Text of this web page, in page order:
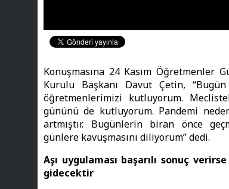
Konuşmasına 24 Kasım Öğretmenler
Kurulu Başkanı Davut Çetin,
öğretmenlerimizi kutluyorum.
gününü de kutluyorum. Pandemi
artmıştır. Bugünlerin biran önce
günlere kavuşmasını diliyorum” dedi.
Aşı uygulaması başarılı sonuç
gidecektir